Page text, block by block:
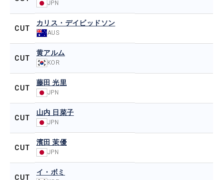
JPN
CUT
カリス・デイビッドソン
AUS
CUT
黄アルム
KOR
CUT
藤田 光里
JPN
CUT
山内 日菜子
JPN
CUT
濱田 茉優
JPN
CUT
イ・ボミ